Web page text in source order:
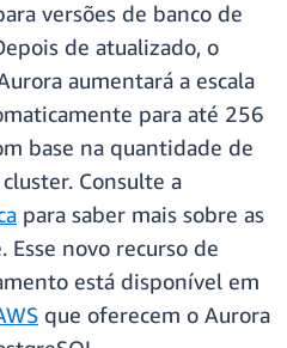
versões de banco de
de atualizado, o
aumentará a escala
para até 256
base na quantidade de
Consulte a
para saber mais sobre as
Esse novo recurso de
está disponível em
que oferecem o Aurora